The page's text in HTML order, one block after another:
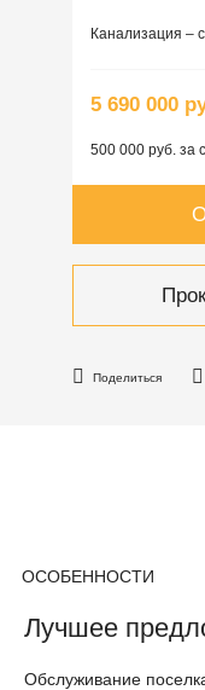
Поделиться
Канализация –
5 690 000
500 000 руб. за
ОСОБЕННОСТИ
Лучшее
Обслуживание